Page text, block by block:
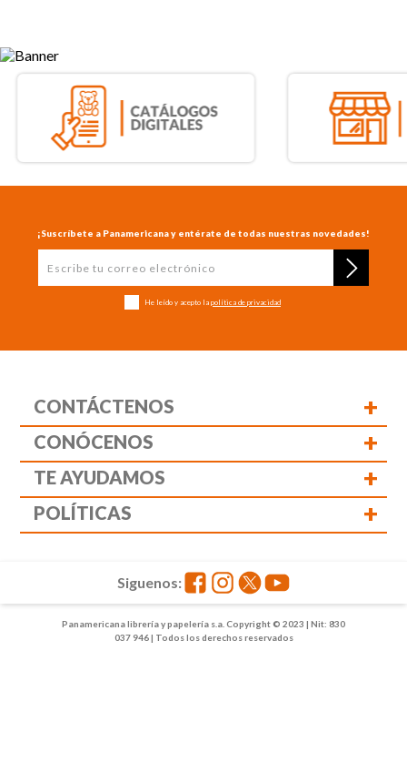
¡Suscríbete a Panamericana y entérate de todas nuestras novedades!
He leído y acepto la política de privacidad
CONTÁCTENOS +
CONÓCENOS +
TE AYUDAMOS +
POLÍTICAS +
Panamericana librería y papelería s.a. Copyright © 2023 | Nit: 830
037 946 | Todos los derechos reservados
Siguenos: